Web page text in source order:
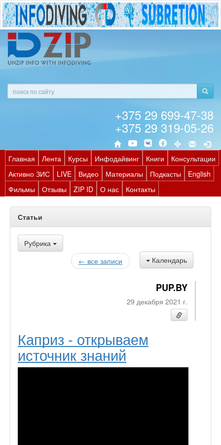
+375 29 699-47-38
+375 29 319-05-26
Главная Лента Курсы Инфодайвинг Книги
Консультации
Активно ЗИС
LIVE Видео Материалы Подкасты
English
Фильмы
Отзывы ZIP ID О нас Контакты
Статьи
Рубрика
Календарь
← все записи
PUP.BY
29 декабря 2021 г.
Каприз - открываем
источник знаний